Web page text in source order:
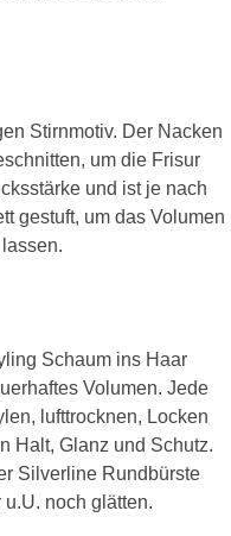
Stirnmotiv. Der Nacken
um die Frisur
und ist je nach
gestuft, um das Volumen
Schaum ins Haar
Volumen. Jede
lufttrocknen, Locken
Halt, Glanz und Schutz.
Silverline Rundbürste
noch glätten.